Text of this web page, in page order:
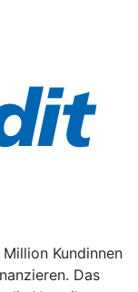
Kundinnen
Das